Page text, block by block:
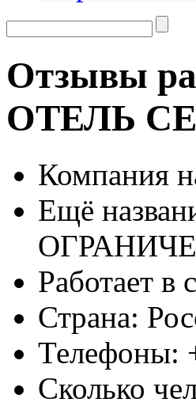
Отзывы
ОТЕЛЬ
Компания
Ещё
Работает в
Страна:
Телефоны:
Сколько